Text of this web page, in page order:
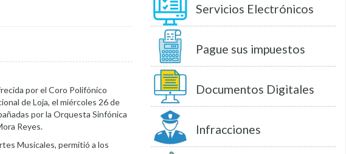
por el Coro Polifónico
de Loja, el miércoles 26 de
por la Orquesta Sinfónica
Reyes.
Musicales, permitió a los
Servicios Electrónicos
Pague sus impuestos
Documentos Digitales
Infracciones